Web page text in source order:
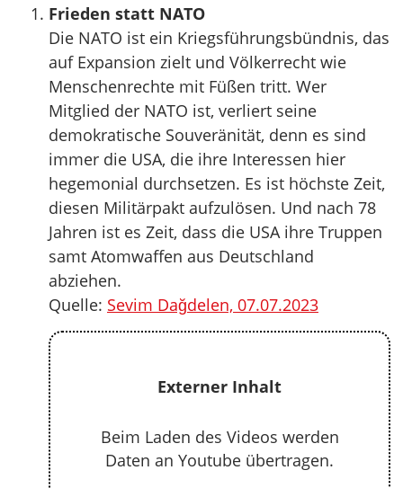
Frieden statt NATO
Die NATO ist ein Kriegsführungsbündnis, das
auf Expansion zielt und Völkerrecht wie
Menschenrechte mit Füßen tritt. Wer
Mitglied der NATO ist, verliert seine
demokratische Souveränität, denn es sind
immer die USA, die ihre Interessen hier
hegemonial durchsetzen. Es ist höchste Zeit,
diesen Militärpakt aufzulösen. Und nach 78
Jahren ist es Zeit, dass die USA ihre Truppen
samt Atomwaffen aus Deutschland
abziehen.
Quelle: Sevim Dağdelen, 07.07.2023
Externer Inhalt
Beim Laden des Videos werden
Daten an Youtube übertragen.